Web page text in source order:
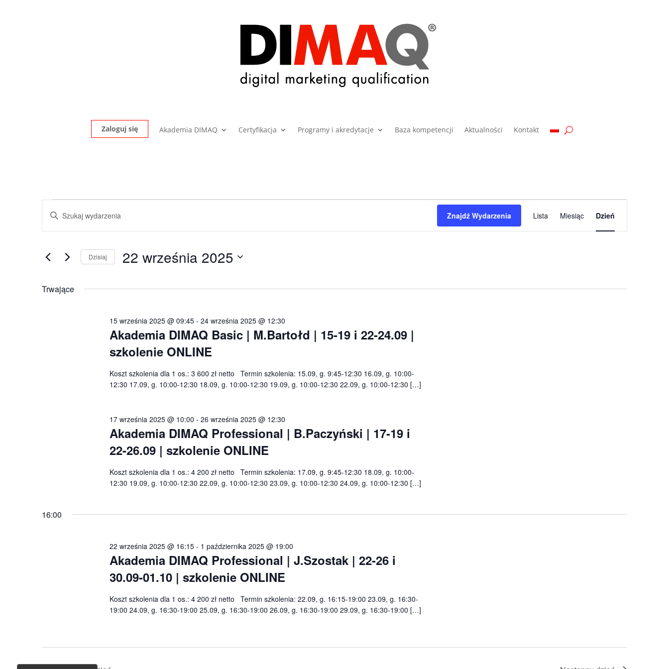
Zaloguj się Akademia DIMAQ Certyfikacja Programy i akredytacje Baza kompetencji Aktualności Kontakt
Wydarzenia
for
22
września
2025
Wydarzenia
Nawigacja
po
wyszukiwaniu
Wpisz
słowo
kluczowe.
wg
Wydarzenia.
Znajdź Wydarzenia
Wydarzenie
Widoki
nawigacja
Lista Miesiąc Dzień
Dzisiaj 22 września 2025
Trwające
Akademia DIMAQ Basic | M.Bartołd | 15-19 i 22-24.09 |
szkolenie ONLINE
15 września 2025 @ 09:45- 24 września 2025 @ 12:30
Koszt szkolenia dla 1 os.: 3 600 zł netto Termin szkolenia: 15.09, g. 9:45-12:30 16.09, g. 10:00-
12:30 17.09, g. 10:00-12:30 18.09, g. 10:00-12:30 19.09, g. 10:00-12:30 22.09, g. 10:00-12:30 […]
Akademia DIMAQ Professional | B.Paczyński | 17-19 i
22-26.09 | szkolenie ONLINE
17 września 2025 @ 10:00 - 26 września 2025 @ 12:30
Koszt szkolenia dla 1 os.: 4 200 zł netto Termin szkolenia: 17.09, g. 9:45-12:30 18.09, g. 10:00-
12:30 19.09, g. 10:00-12:30 22.09, g. 10:00-12:30 23.09, g. 10:00-12:30 24.09, g. 10:00-12:30 […]
16:00
Akademia DIMAQ Professional | J.Szostak | 22-26 i
30.09-01.10 | szkolenie ONLINE
22 września 2025 @ 16:15- 1 października 2025 @ 19:00
Koszt szkolenia dla 1 os.: 4 200 zł netto Termin szkolenia: 22.09, g. 16:15-19:00 23.09, g. 16:30-
19:00 24.09, g. 16:30-19:00 25.09, g. 16:30-19:00 26.09, g. 16:30-19:00 29.09, g. 16:30-19:00 […]